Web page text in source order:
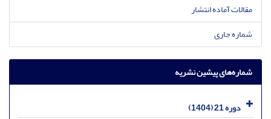
مقالات آماده انتشار
شماره جاری
شماره‌های پیشین نشریه
دوره 21 (1404)